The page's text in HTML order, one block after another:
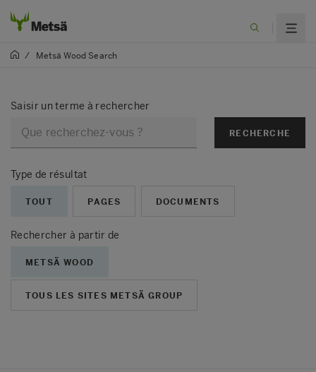
/ Metsä Wood Search
Saisir un terme à rechercher
RECHERCHE
Type de résultat
TOUT PAGES DOCUMENTS
Rechercher à partir de
METSÄ WOOD
TOUS LES SITES METSÄ GROUP